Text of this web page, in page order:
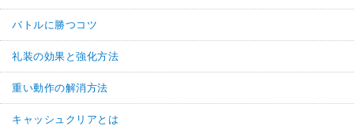
バトルに勝つコツ
礼装の効果と強化方法
重い動作の解消方法
キャッシュクリアとは